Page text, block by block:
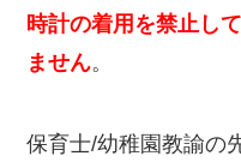
時計の着用を禁止し
ません。
保育士/幼稚園教諭の